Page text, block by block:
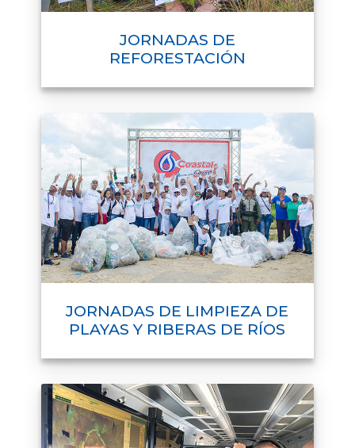
JORNADAS DE
REFORESTACIÓN
JORNADAS DE LIMPIEZA DE
PLAYAS Y RIBERAS DE RÍOS